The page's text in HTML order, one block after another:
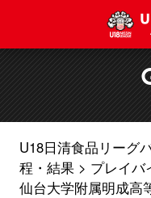
U18日清食品リーグ
程・結果
プレイバ
仙台大学附属明成高